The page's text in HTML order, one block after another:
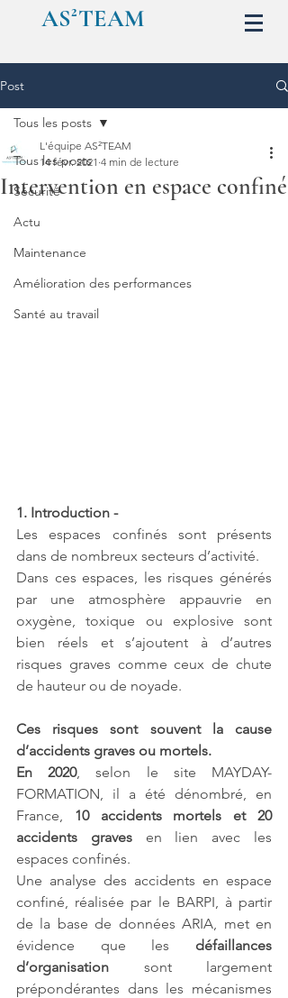
AS²TEAM
Post
Tous les posts
Sécurité
Actu
Maintenance
Amélioration des performances
Santé au travail
Tous les posts
Intervention en espace confiné
L'équipe AS²TEAM
14 févr. 2021 4 min de lecture
1. Introduction -
Les espaces confinés sont présents
dans de nombreux secteurs d’activité.
Dans ces espaces, les risques générés
par une atmosphère appauvrie en
oxygène, toxique ou explosive sont
bien réels et s’ajoutent à d’autres
risques graves comme ceux de chute
de hauteur ou de noyade.
Ces risques sont souvent la cause
d’accidents graves ou mortels.
En 2020, selon le site MAYDAY-
FORMATION, il a été dénombré, en
France, 10 accidents mortels et 20
accidents graves en lien avec les
espaces confinés.
Une analyse des accidents en espace
confiné, réalisée par le BARPI, à partir
de la base de données ARIA, met en
évidence que les défaillances
d’organisation sont largement
prépondérantes dans les mécanismes